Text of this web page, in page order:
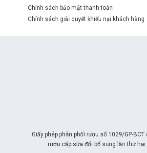
Chính sách bảo mật thanh toán
Chính sách giải quyết khiếu nại khách hàng
Giấy phép phân phối rượu số 1029/GP-
rượu cấp sửa đổi bổ sung lần thứ